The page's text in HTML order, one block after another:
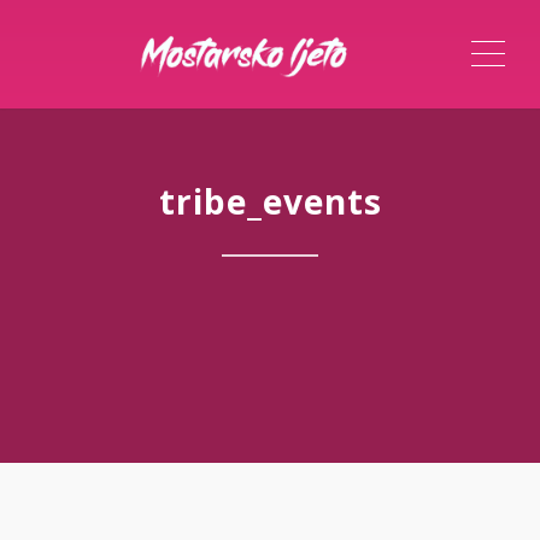
tribe_events